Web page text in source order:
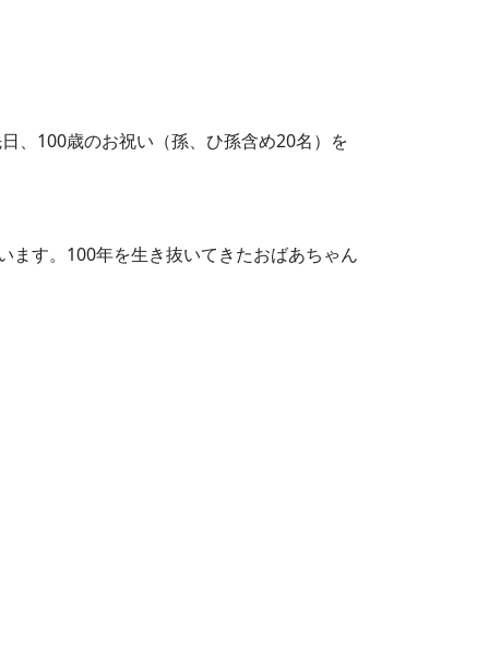
、100歳のお祝い（孫、ひ孫含め20名）を
ます。100年を生き抜いてきたおばあちゃん